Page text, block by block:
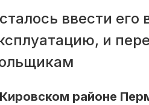
ввести его
и
районе